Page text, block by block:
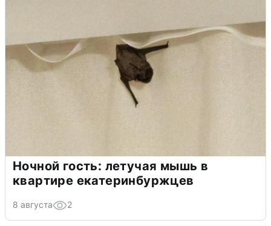
Ночной гость: летучая мышь в
квартире екатеринбуржцев
8 августа 2